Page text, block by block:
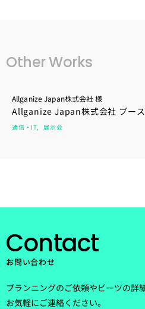
Other Works
Allganize Japan株式会社 様
​Allganize Japan株式会社 ブース
2025 夏 東京
通信・IT 展示会
Contact
お問い合わせ
プランニングのご依頼やビーツの詳
お気軽にご連絡ください。